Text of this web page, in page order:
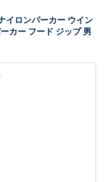
ロンパーカー ウイン
カー フード ジップ 男